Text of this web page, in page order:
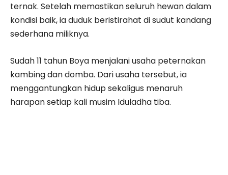
ternak. Setelah memastikan seluruh hewan dalam
kondisi baik, ia duduk beristirahat di sudut kandang
sederhana miliknya.
Sudah 11 tahun Boya menjalani usaha peternakan
kambing dan domba. Dari usaha tersebut, ia
menggantungkan hidup sekaligus menaruh
harapan setiap kali musim Iduladha tiba.